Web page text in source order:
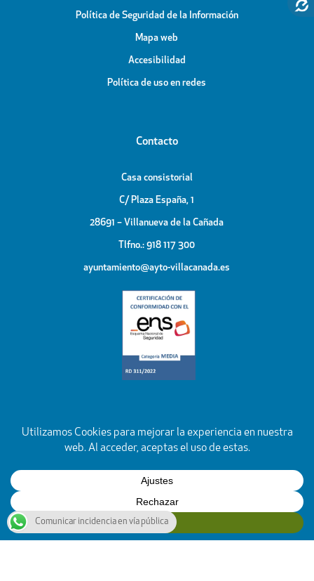
Política de Seguridad de la Información
Mapa web
Accesibilidad
Política de uso en redes
Contacto
Casa consistorial
C/ Plaza España, 1
28691 – Villanueva de la Cañada
Tlfno.: 918 117 300
ayuntamiento@ayto-villacanada.es
Comunicar incidencia en vía pública